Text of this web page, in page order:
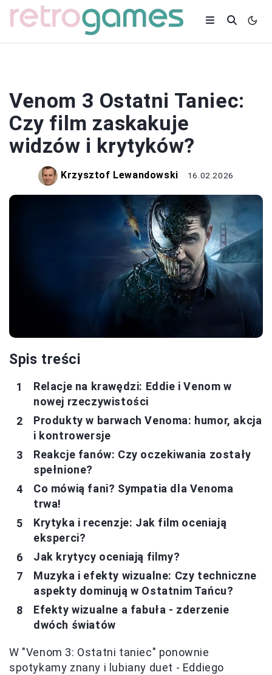
Venom 3 Ostatni Taniec:
Czy film zaskakuje
widzów i krytyków?
Krzysztof Lewandowski 16.02.2026
Spis treści
Relacje na krawędzi: Eddie i Venom w
nowej rzeczywistości
Produkty w barwach Venoma: humor, akcja
i kontrowersje
Reakcje fanów: Czy oczekiwania zostały
spełnione?
Co mówią fani? Sympatia dla Venoma
trwa!
Krytyka i recenzje: Jak film oceniają
eksperci?
Jak krytycy oceniają filmy?
Muzyka i efekty wizualne: Czy techniczne
aspekty dominują w Ostatnim Tańcu?
Efekty wizualne a fabuła - zderzenie
dwóch światów
W "Venom 3: Ostatni taniec" ponownie
spotykamy znany i lubiany duet - Eddiego